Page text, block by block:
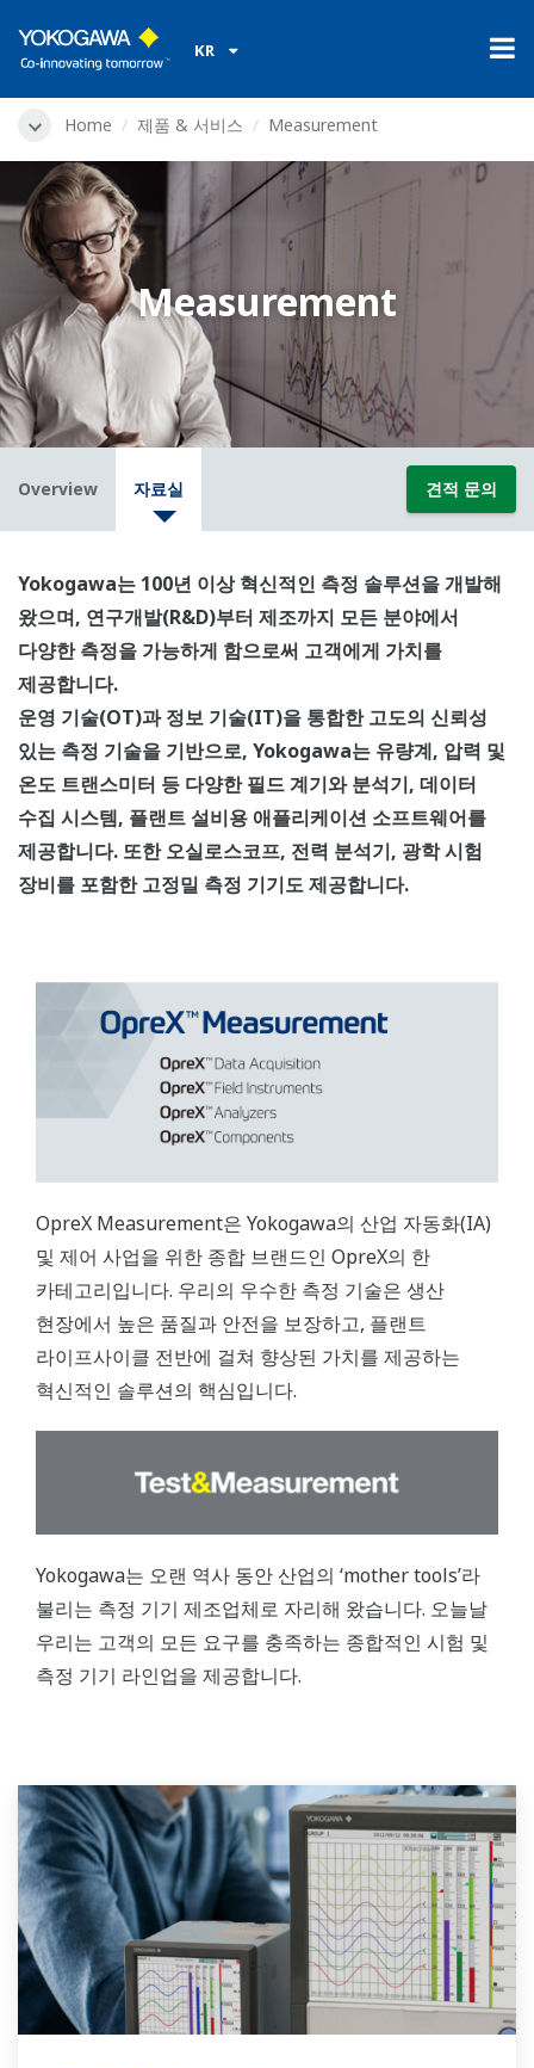
KR
Home 제품 & 서비스 Measurement
Measurement
Overview 자료실 견적 문의
Yokogawa는 100년 이상 혁신적인 측정 솔루션을 개발해
왔으며, 연구개발(R&D)부터 제조까지 모든 분야에서
다양한 측정을 가능하게 함으로써 고객에게 가치를
제공합니다.
운영 기술(OT)과 정보 기술(IT)을 통합한 고도의 신뢰성
있는 측정 기술을 기반으로, Yokogawa는 유량계, 압력 및
온도 트랜스미터 등 다양한 필드 계기와 분석기, 데이터
수집 시스템, 플랜트 설비용 애플리케이션 소프트웨어를
제공합니다. 또한 오실로스코프, 전력 분석기, 광학 시험
장비를 포함한 고정밀 측정 기기도 제공합니다.
OpreX Measurement은 Yokogawa의 산업 자동화(IA)
및 제어 사업을 위한 종합 브랜드인 OpreX의 한
카테고리입니다. 우리의 우수한 측정 기술은 생산
현장에서 높은 품질과 안전을 보장하고, 플랜트
라이프사이클 전반에 걸쳐 향상된 가치를 제공하는
혁신적인 솔루션의 핵심입니다.
Yokogawa는 오랜 역사 동안 산업의 ‘mother tools’라
불리는 측정 기기 제조업체로 자리해 왔습니다. 오늘날
우리는 고객의 모든 요구를 충족하는 종합적인 시험 및
측정 기기 라인업을 제공합니다.